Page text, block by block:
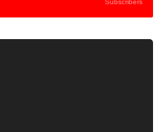
Subscribers